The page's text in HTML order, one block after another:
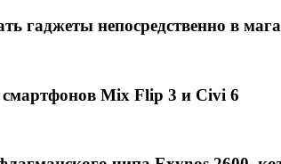
гаджеты непосредственно в
Mix Flip 3 и Civi 6